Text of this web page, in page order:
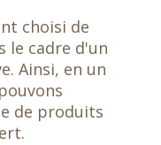
choisi de
le cadre d'un
Ainsi, en un
de produits